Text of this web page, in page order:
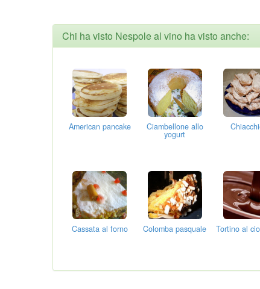
Chi ha visto Nespole al vino ha visto anche:
American pancake Ciambellone allo
yogurt
Cassata al forno Colomba pasquale Tortino al